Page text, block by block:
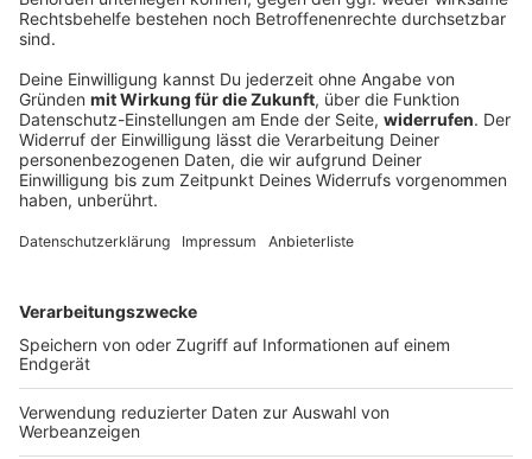
Lehrer
Vor drei Jahren rüttelte die Flugblattaffäre um Hubert
Aiwanger die bayerische Landespolitik heftig
durcheinander. Viele haben das schon wieder
Regensburg.
DEINE GEMERKTEN ARTIKEL
Du hast dir noch keine Artikel gemerkt
Markiere sie hierfür mit einem